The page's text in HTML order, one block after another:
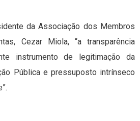
da Associação dos Membros
Cezar Miola, “a transparência
instrumento de legitimação da
Pública e pressuposto intrínseco